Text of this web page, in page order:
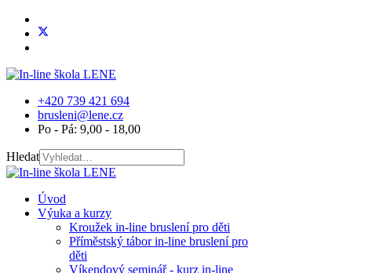
+420 739 421 694
brusleni@lene.cz
Po - Pá: 9,00 - 18,00
Hledat
Úvod
Výuka a kurzy
Kroužek in-line bruslení pro děti
Příměstský tábor in-line bruslení pro
děti
Víkendový seminář - kurz in-line